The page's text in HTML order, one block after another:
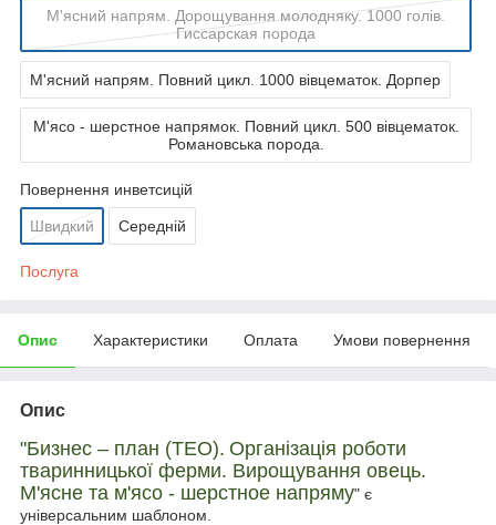
М'ясний напрям. Дорощування молодняку. 1000 голів.
Гиссарская порода
М'ясний напрям. Повний цикл. 1000 вівцематок. Дорпер
М'ясо - шерстное напрямок. Повний цикл. 500 вівцематок.
Романовська порода.
Повернення инветcицій
Швидкий Середній
Послуга
Опис Характеристики Оплата Умови повернення
Опис
"Бизнес – план (ТЕО). Організація роботи
тваринницької ферми. Вирощування овець.
М'ясне та м'ясо - шерстное напряму" є
універсальним шаблоном.